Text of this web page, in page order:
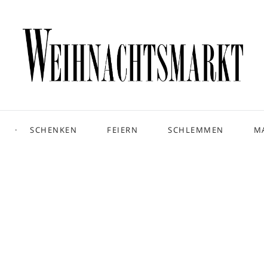
SCHENKEN FEIERN SCHLEMMEN